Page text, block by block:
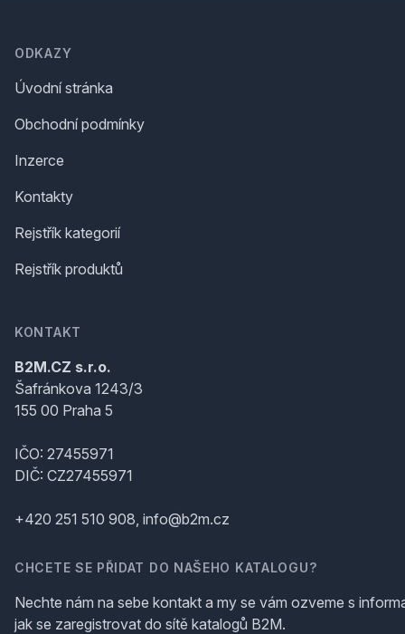
ODKAZY
Úvodní stránka
Obchodní podmínky
Inzerce
Kontakty
Rejstřík kategorií
Rejstřík produktů
KONTAKT
B2M.CZ s.r.o.
Šafránkova 1243/3
155 00 Praha 5
IČO: 27455971
DIČ: CZ27455971
+420 251 510 908, info@b2m.cz
CHCETE SE PŘIDAT DO NAŠEHO KATALOGU?
Nechte nám na sebe kontakt a my se vám ozveme s
jak se zaregistrovat do sítě katalogů B2M.